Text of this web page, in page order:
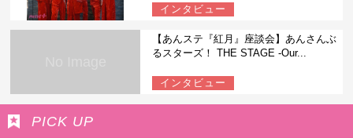
インタビュー
【あんステ『紅月』座談会】あんさんぶ
るスターズ！ THE STAGE -Our...
インタビュー
PICK UP